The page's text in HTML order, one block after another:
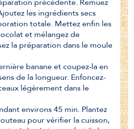
précédente. Remuez
les ingrédients secs
totale. Mettez enfin les
et mélangez de
la préparation dans le moule
banane et coupez-la en
de la longueur. Enfoncez-
légèrement dans le
environs 45 min. Plantez
pour vérifier la cuisson,